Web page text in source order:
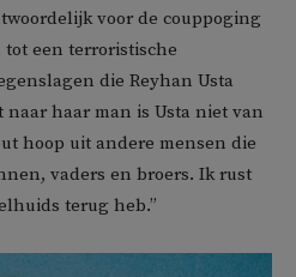
voor de couppoging
een terroristische
die Reyhan Usta
haar man is Usta niet van
hoop uit andere mensen die
vaders en broers. Ik rust
terug heb.”